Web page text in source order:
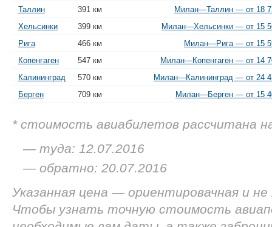
Таллин
391 км
Милан—Таллин — от 18
Хельсинки
399 км
Милан—Хельсинки — от 15
Рига
466 км
Милан—Рига — от 15
Копенгаген
547 км
Милан—Копенгаген — от 14
Калининград
570 км
Милан—Калининград — от 24
Берген
709 км Милан—Берген — от 15
* стоимость авиабилетов рассчитана
— туда: 12.07.2016
— обратно: 20.07.2016
Указанная цена — ориентировачная и
Чтобы узнать точную стоимость